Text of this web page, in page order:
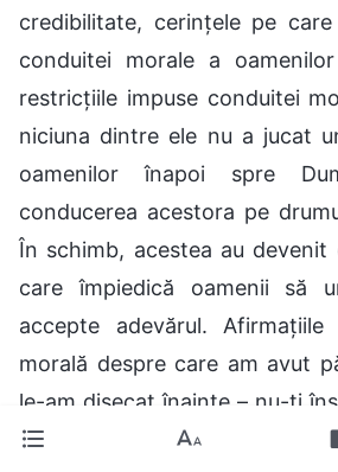
credibilitate, cerințele pe
conduitei morale a
restricțiile impuse conduitei
niciuna dintre ele nu a jucat
oamenilor înapoi spre
conducerea acestora pe
În schimb, acestea au devenit
care împiedică oamenii să
accepte adevărul. Afirmațiile
morală despre care am avut
le-am disecat înainte – nu-ți
jos; găsește plăcere în a-i